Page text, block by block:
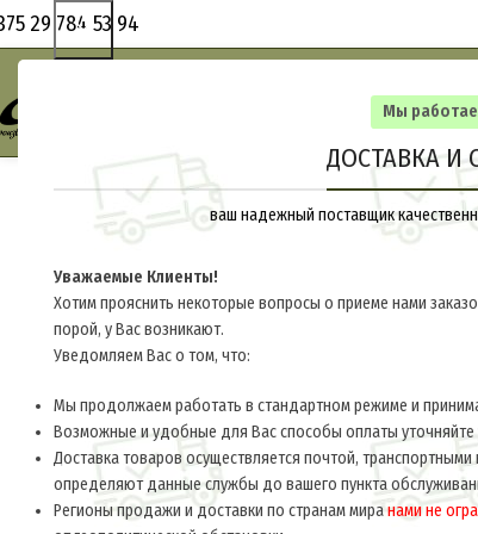
Мы
ДОСТАВКА И
ваш надежный поставщик
Уважаемые Клиенты!
Хотим прояснить некоторые вопросы о приеме нами
порой, у Вас возникают.
Уведомляем Вас о том, что:
Мы продолжаем работать в стандартном режиме и
Возможные и удобные для Вас способы оплаты
Доставка товаров осуществляется почтой,
определяют данные службы до вашего пункта
Регионы продажи и доставки по странам миранами не
29 784 53 94